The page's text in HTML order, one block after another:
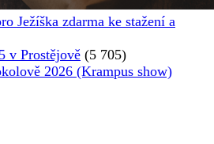
Ježíška zdarma ke stažení a
v Prostějově (5 705)
2026 (Krampus show)